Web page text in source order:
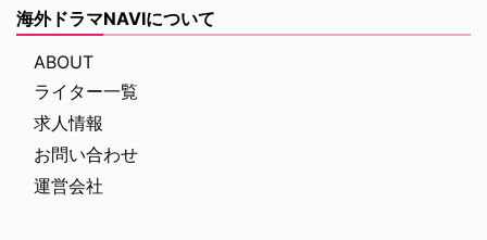
海外ドラマNAVIについて
ABOUT
ライター一覧
求人情報
お問い合わせ
運営会社